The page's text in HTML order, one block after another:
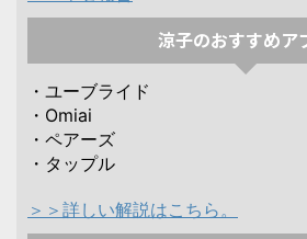
涼子のおすすめア
・ユーブライド
・Omiai
・ペアーズ
・タップル
＞＞詳しい解説はこちら。